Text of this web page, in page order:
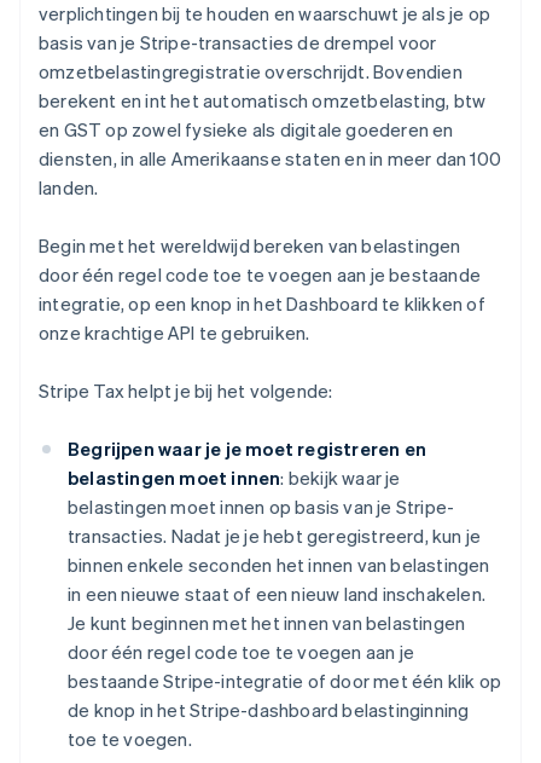
verplichtingen bij te houden en waarschuwt je als je op
basis van je Stripe-transacties de drempel voor
omzetbelastingregistratie overschrijdt. Bovendien
berekent en int het automatisch omzetbelasting, btw
en GST op zowel fysieke als digitale goederen en
diensten, in alle Amerikaanse staten en in meer dan 100
landen.
Begin met het wereldwijd bereken van belastingen
door één regel code toe te voegen aan je bestaande
integratie, op een knop in het Dashboard te klikken of
onze krachtige API te gebruiken.
Stripe Tax helpt je bij het volgende:
Begrijpen waar je je moet registreren en
belastingen moet innen: bekijk waar je
belastingen moet innen op basis van je Stripe-
transacties. Nadat je je hebt geregistreerd, kun je
binnen enkele seconden het innen van belastingen
in een nieuwe staat of een nieuw land inschakelen.
Je kunt beginnen met het innen van belastingen
door één regel code toe te voegen aan je
bestaande Stripe-integratie of door met één klik op
de knop in het Stripe-dashboard belastinginning
toe te voegen.